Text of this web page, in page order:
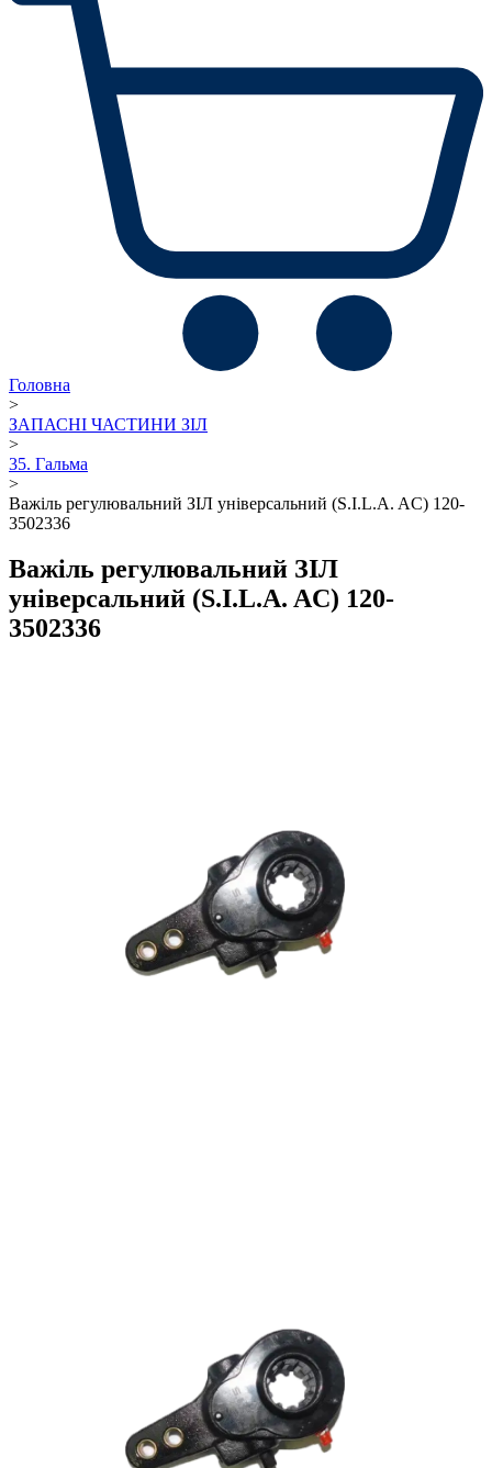
Головна
>
ЗАПАСНІ ЧАСТИНИ ЗІЛ
>
35. Гальма
>
Важіль регулювальний ЗІЛ універсальний (S.I.L.A. AC) 120-
3502336
Важіль регулювальний ЗІЛ
універсальний (S.I.L.A. AC) 120-
3502336